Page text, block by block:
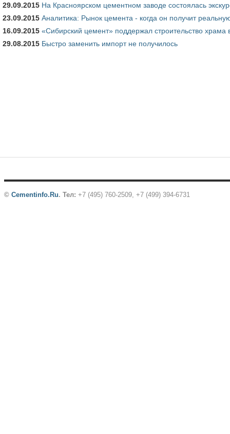
29.09.2015 На Красноярском цементном заводе состоялась
23.09.2015 Аналитика: Рынок цемента - когда он получит
16.09.2015 «Сибирский цемент» поддержал строительство храма
29.08.2015 Быстро заменить импорт не получилось
© Cementinfo.Ru. Тел: +7 (495) 760-2509, +7 (499) 394-6731